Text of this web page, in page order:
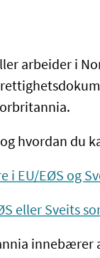
arbeider i
hvordan du
i EU/EØS og
eller Sveits
innebærer